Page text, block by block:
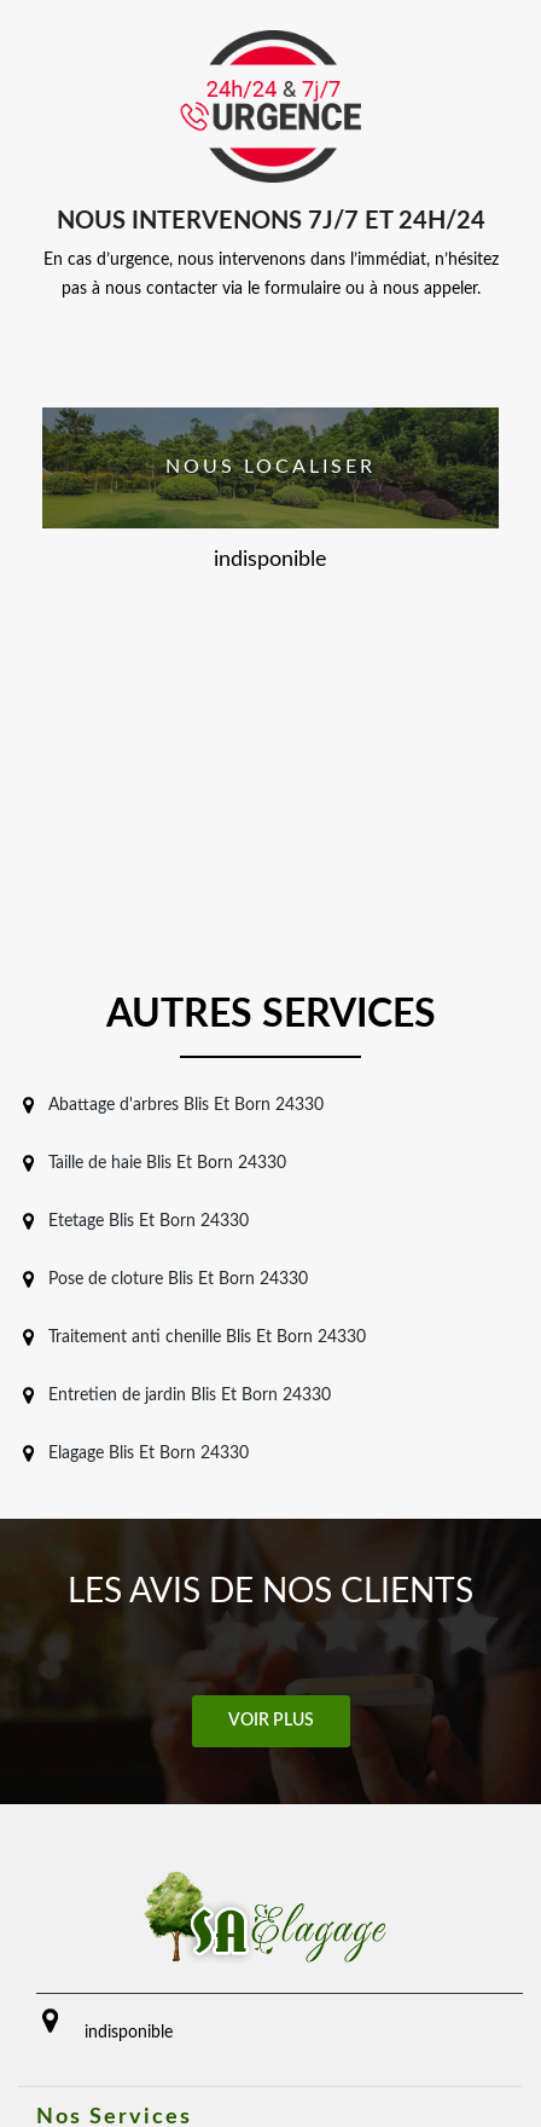
NOUS INTERVENONS 7J/7 ET 24H/24
En cas d’urgence, nous intervenons dans l’immédiat, n’hésitez
pas à nous contacter via le formulaire ou à nous appeler.
NOUS LOCALISER
indisponible
AUTRES SERVICES
Abattage d'arbres Blis Et Born 24330
Taille de haie Blis Et Born 24330
Etetage Blis Et Born 24330
Pose de cloture Blis Et Born 24330
Traitement anti chenille Blis Et Born 24330
Entretien de jardin Blis Et Born 24330
Elagage Blis Et Born 24330
LES AVIS DE NOS CLIENTS
VOIR PLUS
indisponible
Nos Services